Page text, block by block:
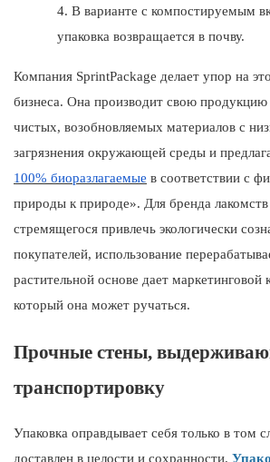
4. В варианте с компостируемым
упаковка возвращается в почву.
Компания SprintPackage делает упор на
бизнеса. Она производит свою продукцию
чистых, возобновляемых материалов с
загрязнения окружающей среды и
100% биоразлагаемые в соответствии с
природы к природе». Для бренда лакомств
стремящегося привлечь экологически
покупателей, использование
растительной основе дает маркетинговой
который она может ручаться.
Прочные стены,
транспортировку
Упаковка оправдывает себя только в том
доставлен в целости и сохранности.